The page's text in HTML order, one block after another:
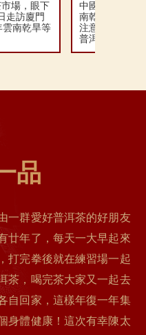
場，眼下
走訪廈門
雲南乾旱等
中國茶葉網
南乾旱，普洱
注意買到假冒
普洱茶茶...
品
一群愛好普洱茶的好朋友
廿年了，每天一大早起來
打完拳後就在練習場一起
茶，喝完茶大家又一起去
自回家，這樣年復一年集
身體健康！這次有幸陳太